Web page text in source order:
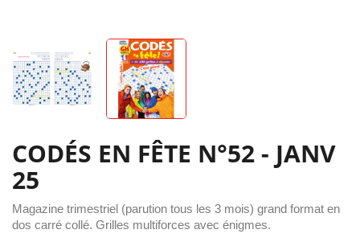
CODÉS EN FÊTE N°52 - JANV
25
Magazine trimestriel (parution tous les 3 mois) grand format en
dos carré collé. Grilles multiforces avec énigmes.